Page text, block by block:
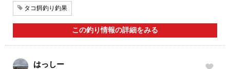
タコ餌釣り釣果
この釣り情報の詳細をみる
はっしー